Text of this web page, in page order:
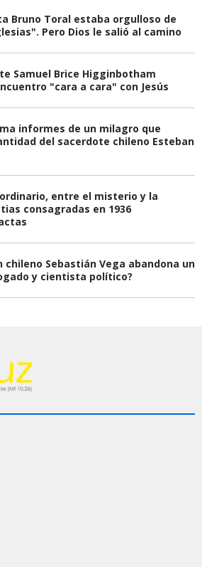
Bruno Toral estaba orgulloso de
Pero Dios le salió al camino
Samuel Brice Higginbotham
"cara a cara" con Jesús
informes de un milagro que
del sacerdote chileno Esteban
entre el misterio y la
consagradas en 1936
chileno Sebastián Vega abandona un
y cientista político?